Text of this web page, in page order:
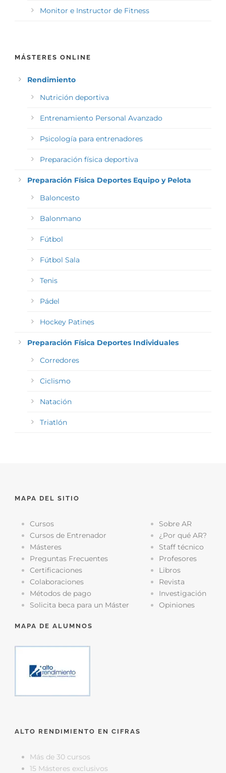
Monitor e Instructor de Fitness
MÁSTERES ONLINE
Rendimiento
Nutrición deportiva
Entrenamiento Personal Avanzado
Psicología para entrenadores
Preparación física deportiva
Preparación Física Deportes Equipo y Pelota
Baloncesto
Balonmano
Fútbol
Fútbol Sala
Tenis
Pádel
Hockey Patines
Preparación Física Deportes Individuales
Corredores
Ciclismo
Natación
Triatlón
MAPA DEL SITIO
Cursos
Cursos de Entrenador
Másteres
Preguntas Frecuentes
Certificaciones
Colaboraciones
Métodos de pago
Solicita beca para un Máster
Sobre AR
¿Por qué AR?
Staff técnico
Profesores
Libros
Revista
Investigación
Opiniones
MAPA DE ALUMNOS
ALTO RENDIMIENTO EN CIFRAS
Más de 30 cursos
15 Másteres exclusivos